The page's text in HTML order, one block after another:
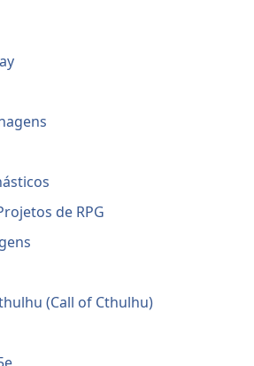
de RPG
(Call of Cthulhu)